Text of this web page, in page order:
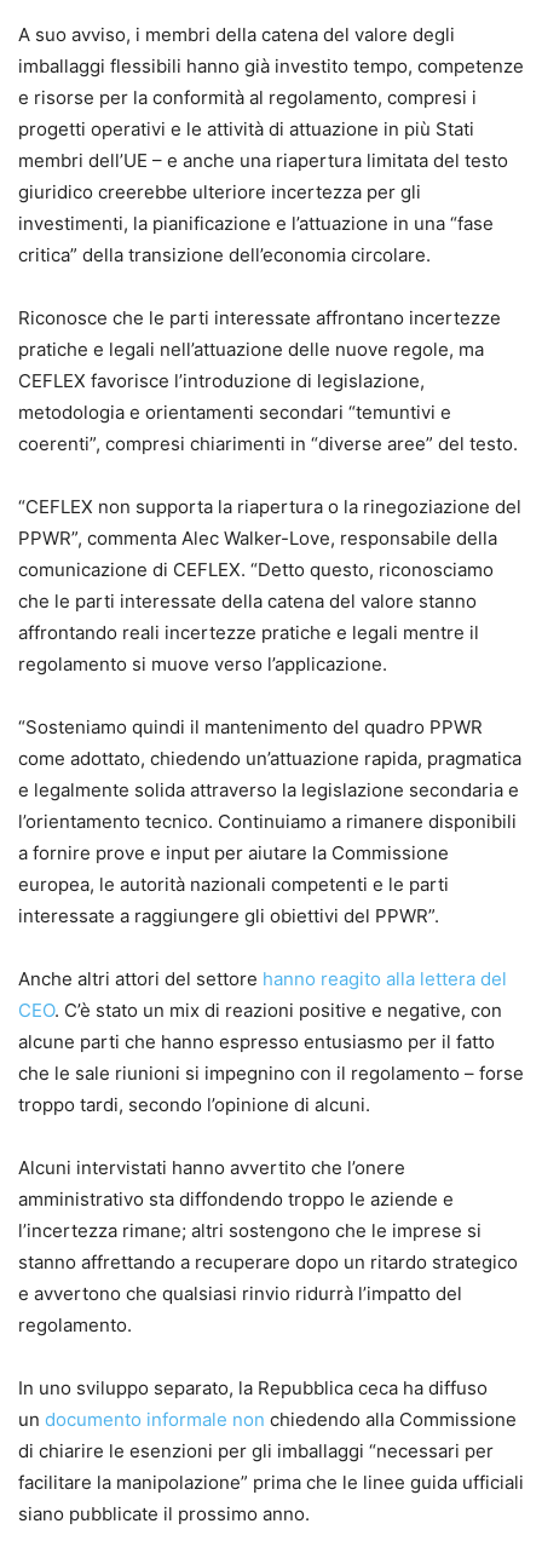
A suo avviso, i membri della catena del valore degli
imballaggi flessibili hanno già investito tempo, competenze
e risorse per la conformità al regolamento, compresi i
progetti operativi e le attività di attuazione in più Stati
membri dell’UE – e anche una riapertura limitata del testo
giuridico creerebbe ulteriore incertezza per gli
investimenti, la pianificazione e l’attuazione in una “fase
critica” della transizione dell’economia circolare.
Riconosce che le parti interessate affrontano incertezze
pratiche e legali nell’attuazione delle nuove regole, ma
CEFLEX favorisce l’introduzione di legislazione,
metodologia e orientamenti secondari “temuntivi e
coerenti”, compresi chiarimenti in “diverse aree” del testo.
“CEFLEX non supporta la riapertura o la rinegoziazione del
PPWR”, commenta Alec Walker-Love, responsabile della
comunicazione di CEFLEX. “Detto questo, riconosciamo
che le parti interessate della catena del valore stanno
affrontando reali incertezze pratiche e legali mentre il
regolamento si muove verso l’applicazione.
“Sosteniamo quindi il mantenimento del quadro PPWR
come adottato, chiedendo un’attuazione rapida, pragmatica
e legalmente solida attraverso la legislazione secondaria e
l’orientamento tecnico. Continuiamo a rimanere disponibili
a fornire prove e input per aiutare la Commissione
europea, le autorità nazionali competenti e le parti
interessate a raggiungere gli obiettivi del PPWR”.
Anche altri attori del settore hanno reagito alla lettera del
CEO. C’è stato un mix di reazioni positive e negative, con
alcune parti che hanno espresso entusiasmo per il fatto
che le sale riunioni si impegnino con il regolamento – forse
troppo tardi, secondo l’opinione di alcuni.
Alcuni intervistati hanno avvertito che l’onere
amministrativo sta diffondendo troppo le aziende e
l’incertezza rimane; altri sostengono che le imprese si
stanno affrettando a recuperare dopo un ritardo strategico
e avvertono che qualsiasi rinvio ridurrà l’impatto del
regolamento.
In uno sviluppo separato, la Repubblica ceca ha diffuso
un documento informale non chiedendo alla Commissione
di chiarire le esenzioni per gli imballaggi “necessari per
facilitare la manipolazione” prima che le linee guida ufficiali
siano pubblicate il prossimo anno.